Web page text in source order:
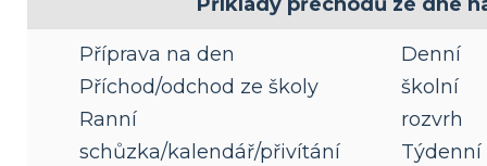
Příprava na den
Příchod/odchod ze školy
Ranní
schůzka/kalendář/přivítání
Denní
školní
rozvrh
Týdenní